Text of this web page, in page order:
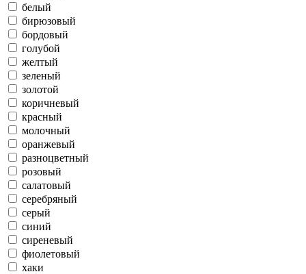
белый
бирюзовый
бордовый
голубой
желтый
зеленый
золотой
коричневый
красный
молочный
оранжевый
разноцветный
розовый
салатовый
серебряный
серый
синий
сиреневый
фиолетовый
хаки